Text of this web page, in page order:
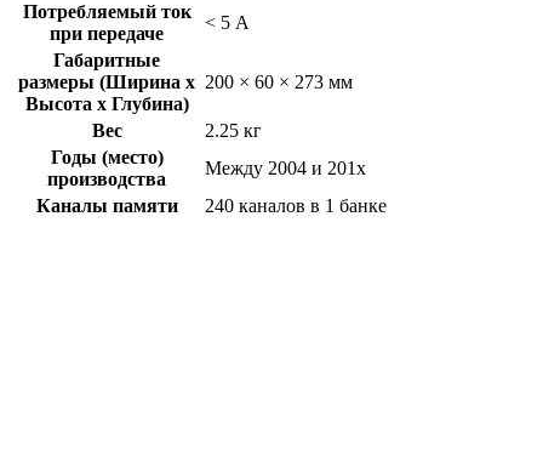
Потребляемый ток
при передаче
< 5 А
Габаритные
размеры (Ширина x
Высота x Глубина)
200 × 60 × 273 мм
Вес
2.25 кг
Годы (место)
производства
Между 2004 и 201x
Каналы памяти
240 каналов в 1 банке